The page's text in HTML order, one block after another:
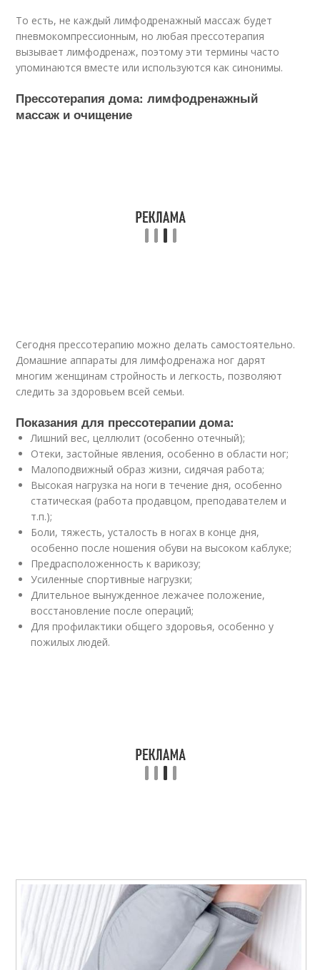
То есть, не каждый лимфодренажный массаж будет
пневмокомпрессионным, но любая прессотерапия
вызывает лимфодренаж, поэтому эти термины часто
упоминаются вместе или используются как синонимы.
Прессотерапия дома: лимфодренажный
массаж и очищение
Сегодня прессотерапию можно делать самостоятельно.
Домашние аппараты для лимфодренажа ног дарят
многим женщинам стройность и легкость, позволяют
следить за здоровьем всей семьи.
Показания для прессотерапии дома:
Лишний вес, целлюлит (особенно отечный);
Отеки, застойные явления, особенно в области ног;
Малоподвижный образ жизни, сидячая работа;
Высокая нагрузка на ноги в течение дня, особенно
статическая (работа продавцом, преподавателем и
т.п.);
Боли, тяжесть, усталость в ногах в конце дня,
особенно после ношения обуви на высоком каблуке;
Предрасположенность к варикозу;
Усиленные спортивные нагрузки;
Длительное вынужденное лежачее положение,
восстановление после операций;
Для профилактики общего здоровья, особенно у
пожилых людей.